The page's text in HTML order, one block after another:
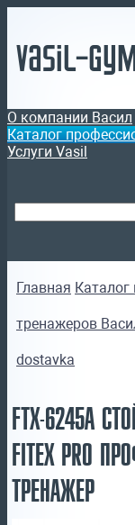
Vasil-
О компании Васил
Каталог
Услуги Vasil
Главная
тренажеров
dostavka
FTX-6245A
FITEX PRO
ТРЕНАЖЕР